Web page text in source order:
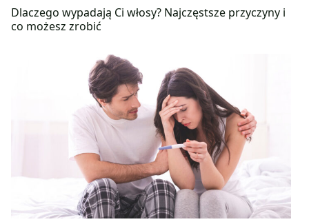
Dlaczego wypadają Ci włosy? Najczęstsze przyczyny i
co możesz zrobić